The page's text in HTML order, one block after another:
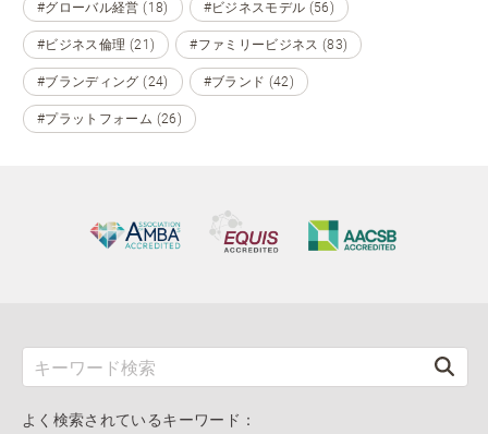
#グローバル経営 (18) #ビジネスモデル (56)
#ビジネス倫理 (21) #ファミリービジネス (83)
#ブランディング (24) #ブランド (42)
#プラットフォーム (26)
よく検索されているキーワード：